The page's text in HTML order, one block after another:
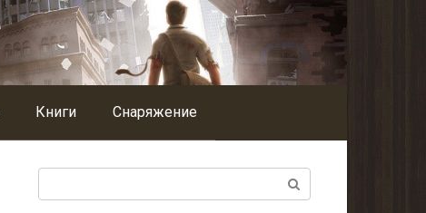
Книги Снаряжение